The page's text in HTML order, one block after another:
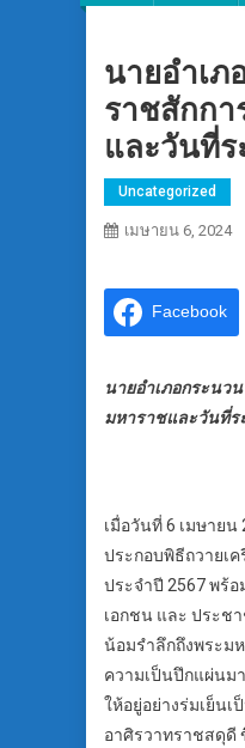
นายอำเภ
ราชสักกา
และวันที่
Uncategorized
เมษายน 6, 2024
Facebook
นายอำเภอกระนว
มหาราชและวันที่ร
เมื่อวันที่ 6 เมษาย
ประกอบพิธีถวายเ
ประจำปี 2567 พร้
เอกชน และ ประช
น้อมรำลึกถึงพระม
ความเป็นปึกแผ่นม
ให้อยู่อย่างร่มเย็น
อาศิรวาทราชสดุดี